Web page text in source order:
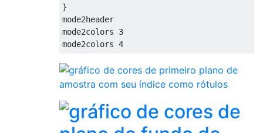
}
mode2header
mode2colors 3
mode2colors 4